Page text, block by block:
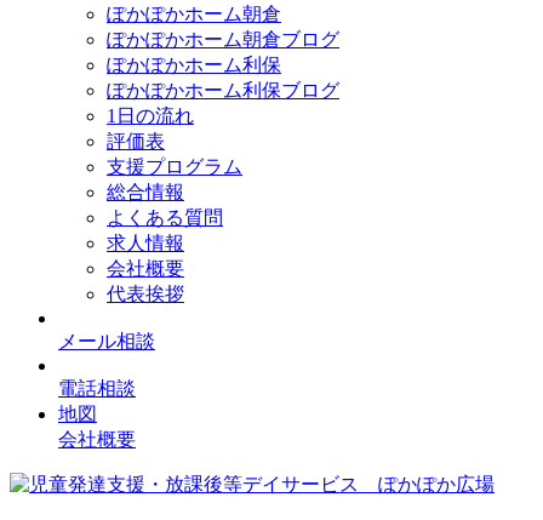
ぽかぽかホーム朝倉
ぽかぽかホーム朝倉ブログ
ぽかぽかホーム利保
ぽかぽかホーム利保ブログ
1日の流れ
評価表
支援プログラム
総合情報
よくある質問
求人情報
会社概要
代表挨拶
メール相談
電話相談
地図
会社概要